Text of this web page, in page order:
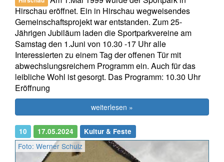
Hirschau eröffnet. Ein in Hirschau wegweisendes
Gemeinschaftsprojekt war entstanden. Zum 25-
Jährigen Jubiläum laden die Sportparkvereine am
Samstag den 1.Juni von 10.30 -17 Uhr alle
Interessierten zu einem Tag der offenen Tür mit
abwechslungsreichem Programm ein. Auch für das
leibliche Wohl ist gesorgt. Das Programm: 10.30 Uhr
Eröffnung
weiterlesen »
10 17.05.2024 Kultur & Feste
Foto: Werner Schulz